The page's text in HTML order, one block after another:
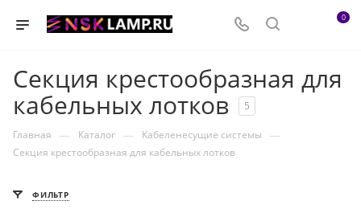
0
Секция крестообразная для
кабельных лотков
5
Главная — Каталог — Кабеленесущие системы —
Секция крестообразная для кабельных лотков
ФИЛЬТР